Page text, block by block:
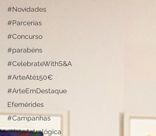
#Novidades
#Parcerias
#Concurso
#parabéns
#CelebrateWithS&A
#ArteAté150€
#ArteEmDestaque
Efemérides
#Campanhas
#ArteAstrológica